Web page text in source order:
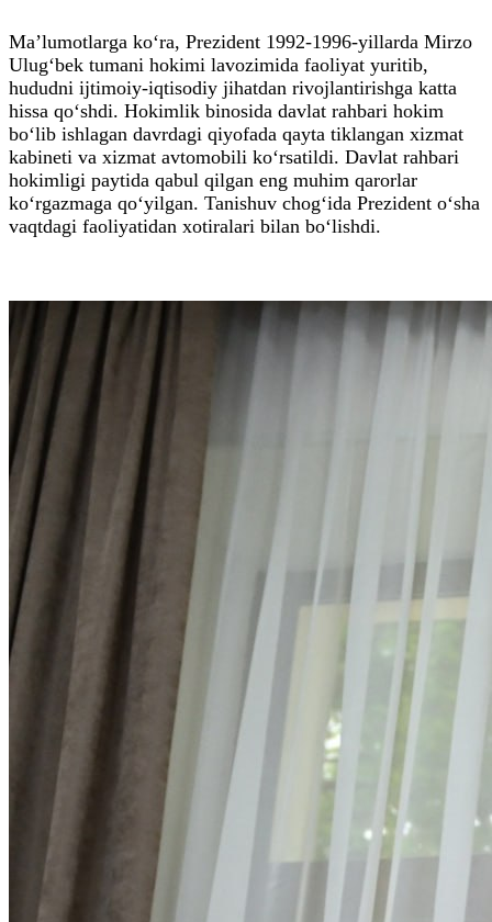
Ma’lumotlarga ko‘ra, Prezident 1992-1996-yillarda Mirzo
Ulug‘bek tumani hokimi lavozimida faoliyat yuritib,
hududni ijtimoiy-iqtisodiy jihatdan rivojlantirishga katta
hissa qo‘shdi. Hokimlik binosida davlat rahbari hokim
bo‘lib ishlagan davrdagi qiyofada qayta tiklangan xizmat
kabineti va xizmat avtomobili ko‘rsatildi. Davlat rahbari
hokimligi paytida qabul qilgan eng muhim qarorlar
ko‘rgazmaga qo‘yilgan. Tanishuv chog‘ida Prezident o‘sha
vaqtdagi faoliyatidan xotiralari bilan bo‘lishdi.